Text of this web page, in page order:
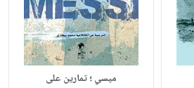
ميسي ؛ تمارين على